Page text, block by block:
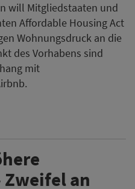
will Mitgliedstaaten und
Affordable Housing Act
Wohnungsdruck an die
des Vorhabens sind
mit
an